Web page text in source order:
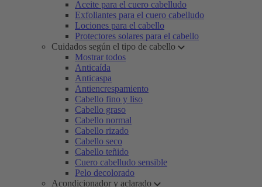
Aceite para el cuero cabelludo
Exfoliantes para el cuero cabelludo
Lociones para el cabello
Protectores solares para el cabello
Cuidados según el tipo de cabello
Mostrar todos
Anticaída
Anticaspa
Antiencrespamiento
Cabello fino y liso
Cabello graso
Cabello normal
Cabello rizado
Cabello seco
Cabello teñido
Cuero cabelludo sensible
Pelo decolorado
Acondicionador y aclarado